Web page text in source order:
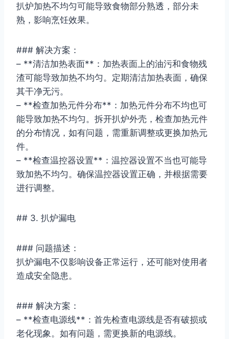
扒炉加热不均匀可能导致食物部分熟透，部分未
熟，影响烹饪效果。
### 解决方案：
– **清洁加热表面**：加热表面上的油污和食物残
渣可能导致加热不均匀。定期清洁加热表面，确保
其干净无污。
– **检查加热元件分布**：加热元件分布不均也可
能导致加热不均匀。拆开扒炉外壳，检查加热元件
的分布情况，如有问题，需重新调整或更换加热元
件。
– **检查温控器设置**：温控器设置不当也可能导
致加热不均匀。确保温控器设置正确，并根据需要
进行调整。
## 3. 扒炉漏电
### 问题描述：
扒炉漏电不仅影响设备正常运行，还可能对使用者
造成安全隐患。
### 解决方案：
– **检查电源线**：首先检查电源线是否有破损或
老化现象。如有问题，需更换新的电源线。